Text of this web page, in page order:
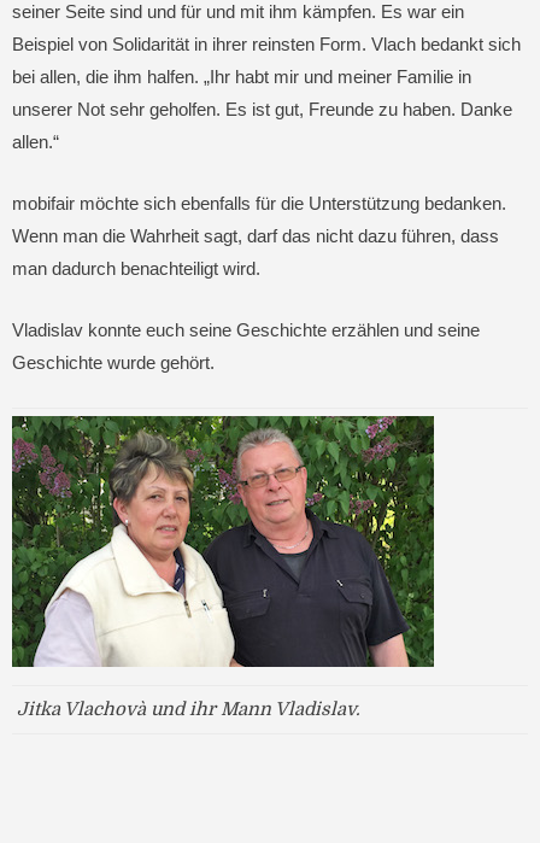
seiner Seite sind und für und mit ihm kämpfen. Es war ein
Beispiel von Solidarität in ihrer reinsten Form. Vlach bedankt sich
bei allen, die ihm halfen. „Ihr habt mir und meiner Familie in
unserer Not sehr geholfen. Es ist gut, Freunde zu haben. Danke
allen.“
mobifair möchte sich ebenfalls für die Unterstützung bedanken.
Wenn man die Wahrheit sagt, darf das nicht dazu führen, dass
man dadurch benachteiligt wird.
Vladislav konnte euch seine Geschichte erzählen und seine
Geschichte wurde gehört.
Jitka Vlachovà und ihr Mann Vladislav.